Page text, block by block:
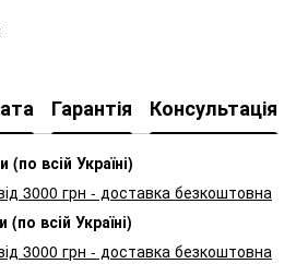
Гарантія Консультація
всій Україні)
3000 грн - доставка безкоштовна
всій Україні)
3000 грн - доставка безкоштовна